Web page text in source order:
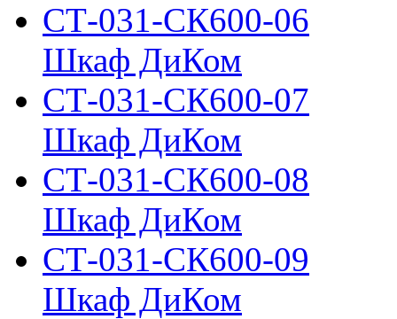
СТ-031-СК600-06
Шкаф ДиКом
СТ-031-СК600-07
Шкаф ДиКом
СТ-031-СК600-08
Шкаф ДиКом
СТ-031-СК600-09
Шкаф ДиКом